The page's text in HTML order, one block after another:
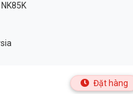
NK85K
Đặt hàng